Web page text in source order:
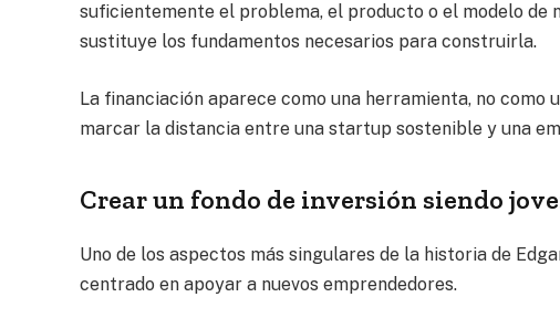
suficientemente el problema, el producto o el modelo de
sustituye los fundamentos necesarios para construirla.
La financiación aparece como una herramienta, no como
marcar la distancia entre una startup sostenible y una
Crear un fondo de inversión siendo
Uno de los aspectos más singulares de la historia de
centrado en apoyar a nuevos emprendedores.